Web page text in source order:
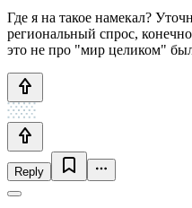
Где я на такое намекал?
региональный спрос,
это не про "мир целиком"
Reply